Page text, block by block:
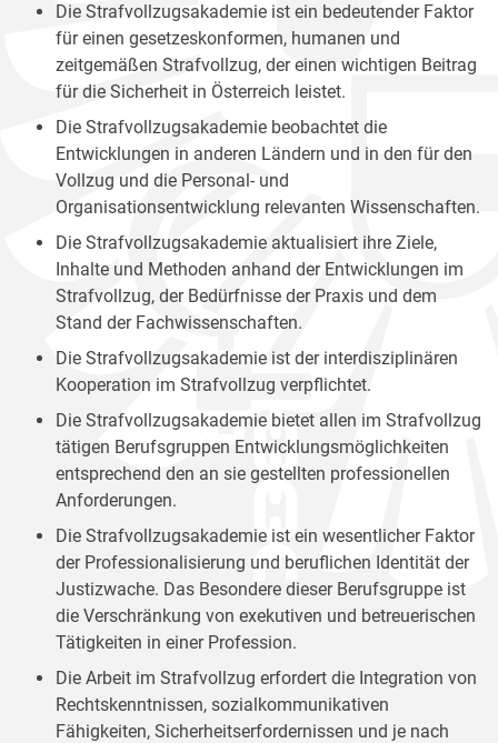
Die Strafvollzugsakademie ist ein bedeutender Faktor
für einen gesetzeskonformen, humanen und
zeitgemäßen Strafvollzug, der einen wichtigen Beitrag
für die Sicherheit in Österreich leistet.
Die Strafvollzugsakademie beobachtet die
Entwicklungen in anderen Ländern und in den für den
Vollzug und die Personal- und
Organisationsentwicklung relevanten Wissenschaften.
Die Strafvollzugsakademie aktualisiert ihre Ziele,
Inhalte und Methoden anhand der Entwicklungen im
Strafvollzug, der Bedürfnisse der Praxis und dem
Stand der Fachwissenschaften.
Die Strafvollzugsakademie ist der interdisziplinären
Kooperation im Strafvollzug verpflichtet.
Die Strafvollzugsakademie bietet allen im Strafvollzug
tätigen Berufsgruppen Entwicklungsmöglichkeiten
entsprechend den an sie gestellten professionellen
Anforderungen.
Die Strafvollzugsakademie ist ein wesentlicher Faktor
der Professionalisierung und beruflichen Identität der
Justizwache. Das Besondere dieser Berufsgruppe ist
die Verschränkung von exekutiven und betreuerischen
Tätigkeiten in einer Profession.
Die Arbeit im Strafvollzug erfordert die Integration von
Rechtskenntnissen, sozialkommunikativen
Fähigkeiten, Sicherheitserfordernissen und je nach